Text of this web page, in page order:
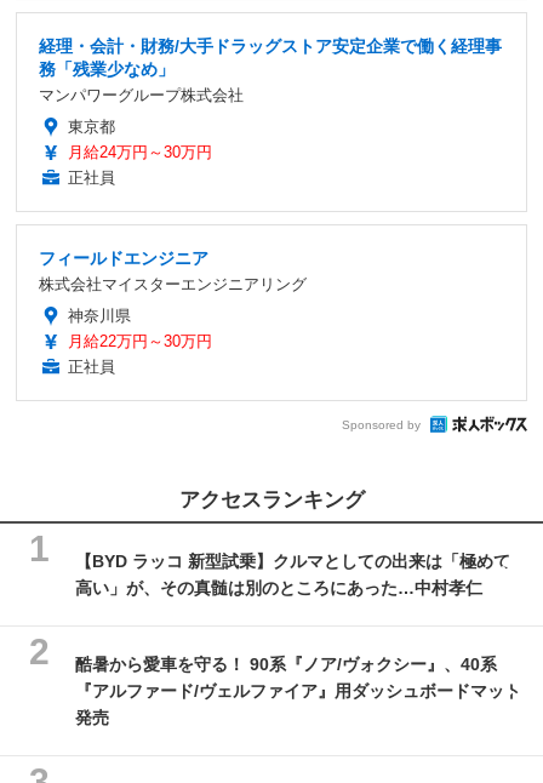
経理・会計・財務/大手ドラッグストア安定企業で働く経理事
務「残業少なめ」
マンパワーグループ株式会社
東京都
月給24万円～30万円
正社員
フィールドエンジニア
株式会社マイスターエンジニアリング
神奈川県
月給22万円～30万円
正社員
Sponsored by
アクセスランキング
【BYD ラッコ 新型試乗】クルマとしての出来は「極めて
高い」が、その真髄は別のところにあった…中村孝仁
酷暑から愛車を守る！ 90系『ノア/ヴォクシー』、40系
『アルファード/ヴェルファイア』用ダッシュボードマット
発売